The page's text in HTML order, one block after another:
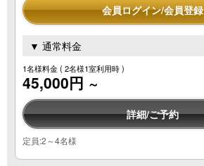
会員ログイン/会員登録
▼ 通常料金
1名様料金( 2名様1室利用時 )
45,000円 ～
詳細/ご予約
定員:2～4名様